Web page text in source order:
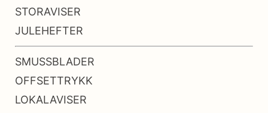
STORAVISER
JULEHEFTER
SMUSSBLADER
OFFSETTRYKK
LOKALAVISER